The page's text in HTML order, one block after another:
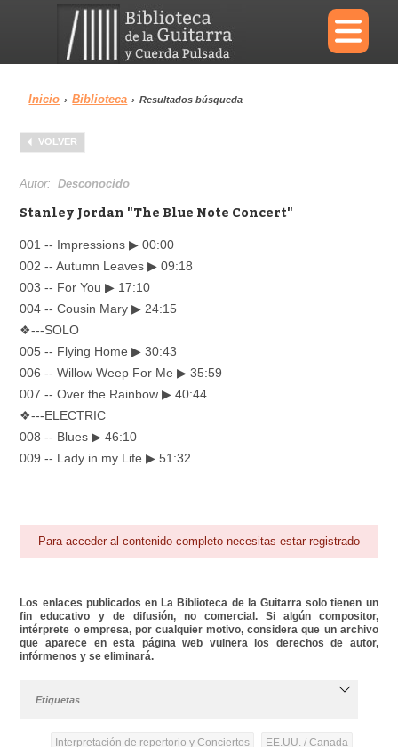
×
Menu
Biblioteca
Área personal
Inicio › Biblioteca › Resultados búsqueda
VOLVER
Autor:Desconocido
Stanley Jordan "The Blue Note Concert"
001 -- Impressions ▶ 00:00
002 -- Autumn Leaves ▶ 09:18
003 -- For You ▶ 17:10
004 -- Cousin Mary ▶ 24:15
❖---SOLO
005 -- Flying Home ▶ 30:43
006 -- Willow Weep For Me ▶ 35:59
007 -- Over the Rainbow ▶ 40:44
❖---ELECTRIC
008 -- Blues ▶ 46:10
009 -- Lady in my Life ▶ 51:32
Para acceder al contenido completo necesitas estar registrado
Los enlaces publicados en La Biblioteca de la Guitarra solo tienen un
fin educativo y de difusión, no comercial. Si algún compositor,
intérprete o empresa, por cualquier motivo, considera que un archivo
que aparece en esta página web vulnera los derechos de autor,
infórmenos y se eliminará.
Etiquetas
Interpretación de repertorio y Conciertos EE.UU. / Canada